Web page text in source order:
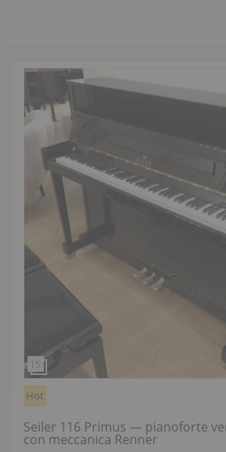
Hot
Seiler 116 Primus — pianoforte
con meccanica Renner